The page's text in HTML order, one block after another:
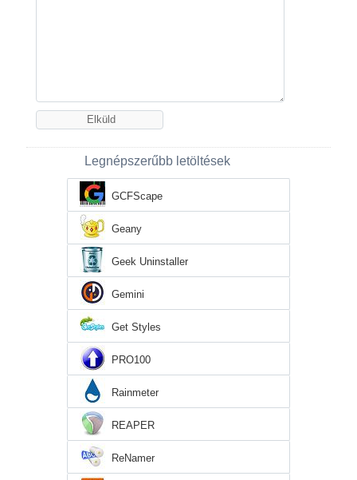
Legnépszerűbb letöltések
GCFScape
Geany
Geek Uninstaller
Gemini
Get Styles
PRO100
Rainmeter
REAPER
ReNamer